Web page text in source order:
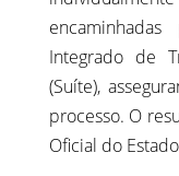
Integrado de
(Suíte),
processo. O
Oficial do